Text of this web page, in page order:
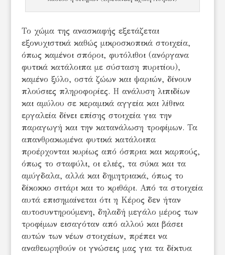
Το χώμα της ανασκαφής εξετάζεται
εξονυχιστικά καθώς μικροσκοπικά στοιχεία,
όπως καμένοι σπόροι, φυτόλιθοι (ανόργανα
φυτικά κατάλοιπα με σύσταση πυριτίου),
καμένο ξύλο, οστά ζώων και ψαριών, δίνουν
πλούσιες πληροφορίες. H ανάλυση λιπιδίων
και αμύλου σε κεραμικά αγγεία και λίθινα
εργαλεία δίνει επίσης στοιχεία για την
παραγωγή και την κατανάλωση τροφίμων. Τα
απανθρακωμένα φυτικά κατάλοιπα
προέρχονται κυρίως από όσπρια και καρπούς,
όπως το σταφύλι, οι ελιές, τα σύκα και τα
αμύγδαλα, αλλά και δημητριακά, όπως το
δίκοκκο σιτάρι και το κριθάρι. Από τα στοιχεία
αυτά επισημαίνεται ότι η Κέρος δεν ήταν
αυτοσυντηρούμενη, δηλαδή μεγάλο μέρος των
τροφίμων εισαγόταν από αλλού και βάσει
αυτών των νέων στοιχείων, πρέπει να
αναθεωρηθούν οι γνώσεις μας για τα δίκτυα